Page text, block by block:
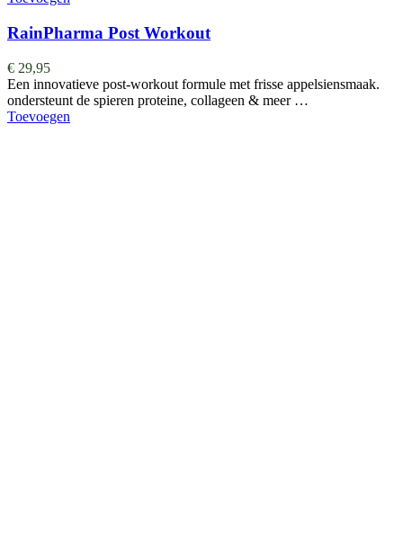
RainPharma Post Workout
€ 29,95
Een innovatieve post-workout formule met frisse appelsiensmaak.
ondersteunt de spieren proteine, collageen & meer …
Toevoegen